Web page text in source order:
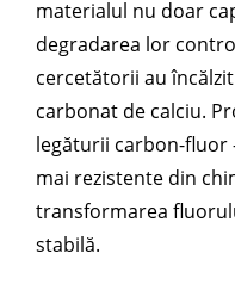
materialul nu doar
degradarea lor
cercetătorii au
carbonat de calciu.
legăturii carbon-fluor
mai rezistente din
transformarea
stabilă.